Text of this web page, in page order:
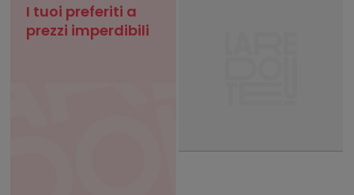
I tuoi preferiti a
prezzi imperdibili